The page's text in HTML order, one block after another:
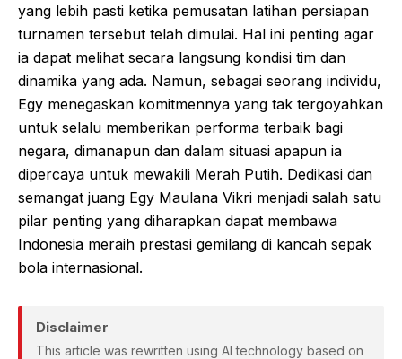
yang lebih pasti ketika pemusatan latihan persiapan
turnamen tersebut telah dimulai. Hal ini penting agar
ia dapat melihat secara langsung kondisi tim dan
dinamika yang ada. Namun, sebagai seorang individu,
Egy menegaskan komitmennya yang tak tergoyahkan
untuk selalu memberikan performa terbaik bagi
negara, dimanapun dan dalam situasi apapun ia
dipercaya untuk mewakili Merah Putih. Dedikasi dan
semangat juang Egy Maulana Vikri menjadi salah satu
pilar penting yang diharapkan dapat membawa
Indonesia meraih prestasi gemilang di kancah sepak
bola internasional.
Disclaimer
This article was rewritten using AI technology based on